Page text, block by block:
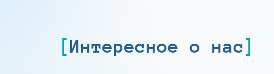
Интересное о нас